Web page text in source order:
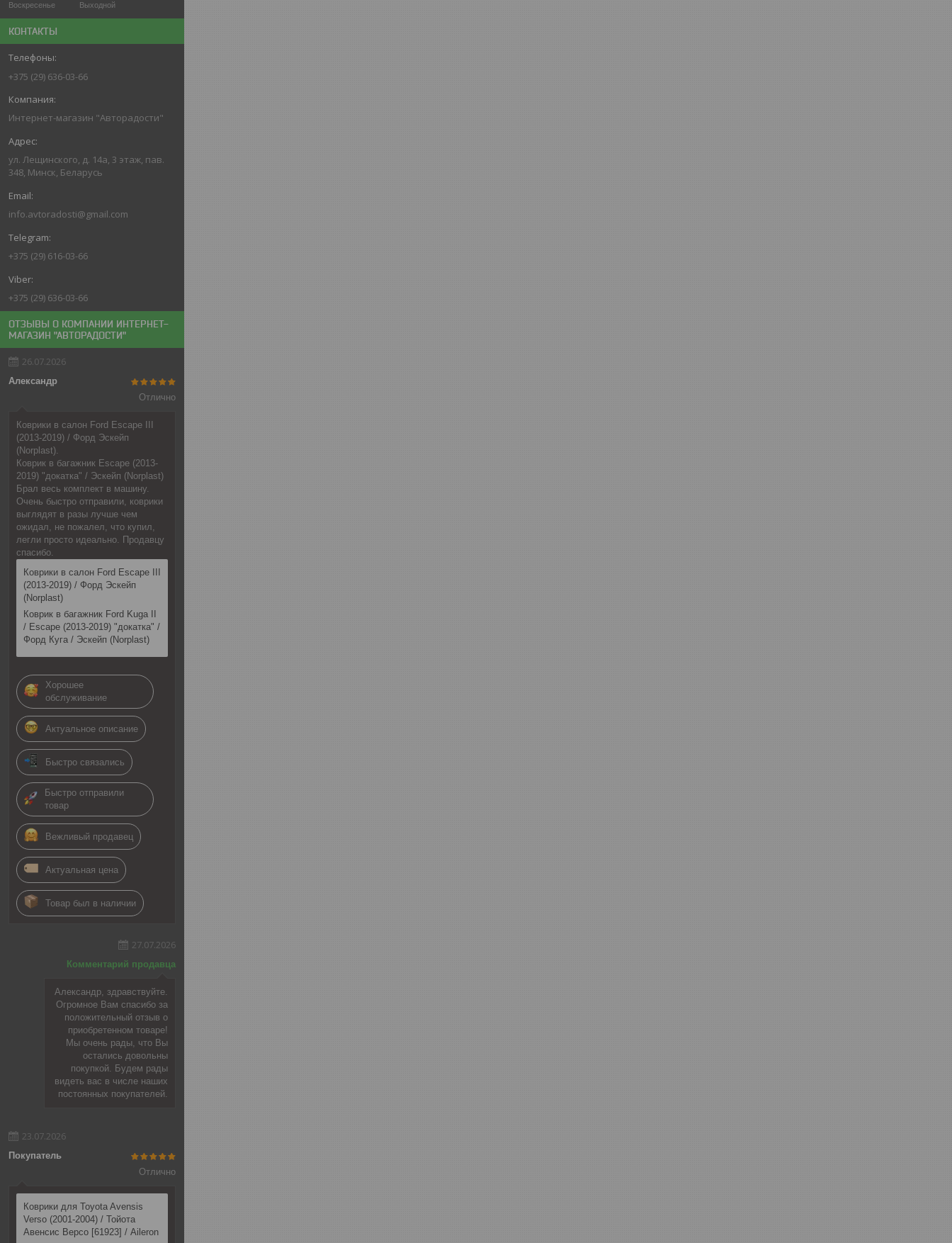
Воскресенье
Выходной
КОНТАКТЫ
+375 (29) 636-03-66
Интернет-магазин "Авторадости"
ул. Лещинского, д. 14а, 3 этаж, пав.
348, Минск, Беларусь
info.avtoradosti@gmail.com
+375 (29) 616-03-66
+375 (29) 636-03-66
ОТЗЫВЫ О КОМПАНИИ ИНТЕРНЕТ-
МАГАЗИН "АВТОРАДОСТИ"
26.07.2026
Александр
Отлично
Коврики в салон Ford Escape III
(2013-2019) / Форд Эскейп
(Norplast).
Коврик в багажник Escape (2013-
2019) "докатка" / Эскейп (Norplast)
Брал весь комплект в машину.
Очень быстро отправили, коврики
выглядят в разы лучше чем
ожидал, не пожалел, что купил,
легли просто идеально. Продавцу
спасибо.
Коврики в салон Ford Escape III
(2013-2019) / Форд Эскейп
(Norplast)
Коврик в багажник Ford Kuga II
/ Escape (2013-2019) "докатка" /
Форд Куга / Эскейп (Norplast)
Хорошее
обслуживание
Актуальное описание
Быстро связались
Быстро отправили
товар
Вежливый продавец
Актуальная цена
Товар был в наличии
27.07.2026
Комментарий продавца
Александр, здравствуйте.
Огромное Вам спасибо за
положительный отзыв о
приобретенном товаре!
Мы очень рады, что Вы
остались довольны
покупкой. Будем рады
видеть вас в числе наших
постоянных покупателей.
23.07.2026
Покупатель
Отлично
Коврики для Toyota Avensis
Verso (2001-2004) / Тойота
Авенсис Версо [61923] / Aileron